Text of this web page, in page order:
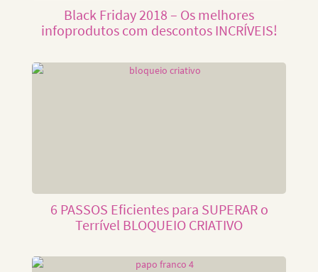
Black Friday 2018 – Os melhores
infoprodutos com descontos INCRÍVEIS!
6 PASSOS Eficientes para SUPERAR o
Terrível BLOQUEIO CRIATIVO